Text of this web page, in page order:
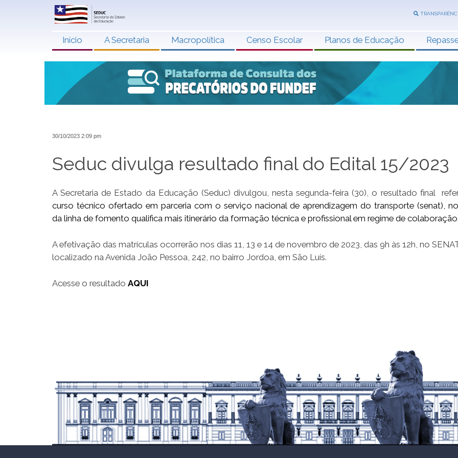
Início A Secretaria Macropolítica Censo Escolar Planos de Educação
30/10/2023 2:09 pm
Seduc divulga resultado final do Edital 15/2023
A Secretaria de Estado da Educação (Seduc) divulgou, nesta segunda-feira (30), o resultado final
curso técnico ofertado em parceria com o serviço nacional de aprendizagem do transporte (senat),
da linha de fomento qualifica mais itinerário da formação técnica e profissional em regime de
A efetivação das matrículas ocorrerão nos dias 11, 13 e 14 de novembro de 2023, das 9h às 12h, no
localizado na Avenida João Pessoa, 242, no bairro Jordoa, em São Luís.
Acesse o resultado AQUI